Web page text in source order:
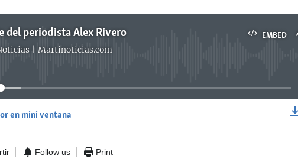
EMBED
del periodista Alex Rivero
| Martinoticias.com
No media source currently available
en mini ventana
Follow us Print